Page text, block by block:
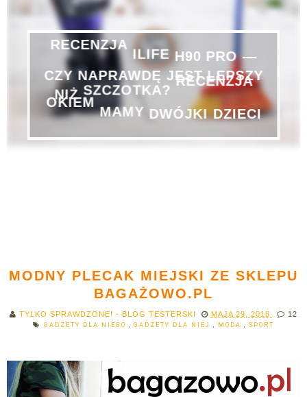
RECENZJA ILIFE H90 PRO
CZY
NAPRAWDĘ JEST LEPSZY
NIŻ SZCZOTKA?
RECENZJA
OKIEM MAMY DWÓJKI DZIECI
MODNY PLECAK MIEJSKI ZE SKLEPU
BAGAŻOWO.PL
TYLKO SPRAWDZONE! - BLOG TESTERSKI MAJA 29, 2018 12
GADŻETY DLA NIEGO , GADŻETY DLA NIEJ , MODA , SPORT